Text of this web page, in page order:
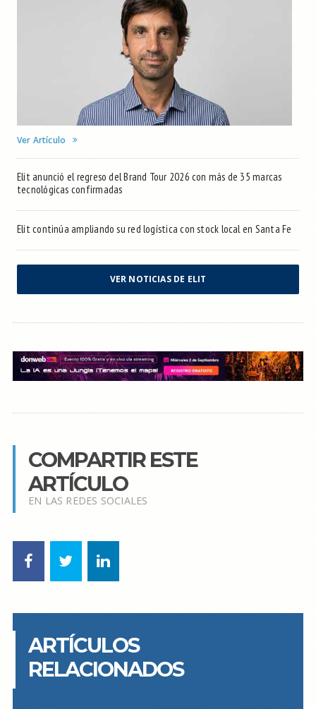
Ver Artículo
Elit anunció el regreso del Brand Tour 2026 con más de 35 marcas
tecnológicas confirmadas
Elit continúa ampliando su red logística con stock local en Santa Fe
VER NOTICIAS DE ELIT
COMPARTIR ESTE
ARTÍCULO
EN LAS REDES SOCIALES
ARTÍCULOS
RELACIONADOS